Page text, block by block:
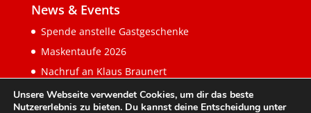
News & Events
Spende anstelle Gastgeschenke
Maskentaufe 2026
Nachruf an Klaus Braunert
Unsere Webseite verwendet Cookies, um dir das beste
Nutzererlebnis zu bieten. Du kannst deine Entscheidung unter